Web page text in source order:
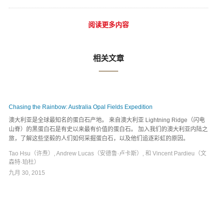
阅读更多内容
相关文章
Chasing the Rainbow: Australia Opal Fields Expedition
澳大利亚是全球最知名的蛋白石产地。 来自澳大利亚 Lightning Ridge（闪电
山脊）的黑蛋白石是有史以来最有价值的蛋白石。 加入我们的澳大利亚内陆之
旅，了解这些坚毅的人们如何采掘蛋白石，以及他们追逐彩虹的原因。
Tao Hsu（许焘）, Andrew Lucas（安德鲁·卢卡斯）, 和 Vincent Pardieu（文
森特·珀杜）
九月 30, 2015